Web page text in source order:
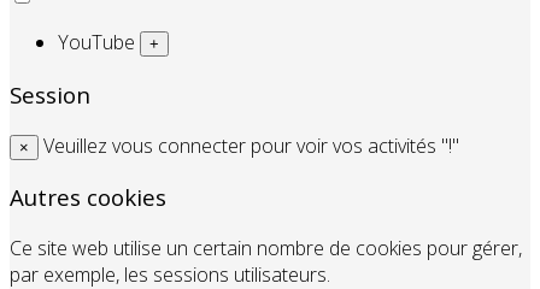
YouTube +
Session
× Veuillez vous connecter pour voir vos activités "!"
Autres cookies
Ce site web utilise un certain nombre de cookies pour gérer,
par exemple, les sessions utilisateurs.